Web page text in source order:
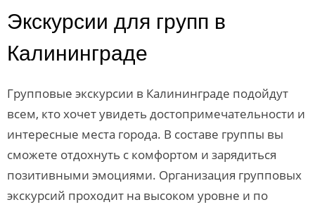
Экскурсии для групп в
Калининграде
Групповые экскурсии в Калининграде подойдут
всем, кто хочет увидеть достопримечательности и
интересные места города. В составе группы вы
сможете отдохнуть с комфортом и зарядиться
позитивными эмоциями. Организация групповых
экскурсий проходит на высоком уровне и по